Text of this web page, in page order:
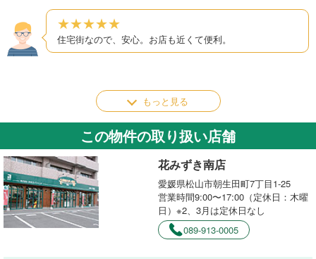
★★★★★
住宅街なので、安心。お店も近くて便利。
もっと見る
この物件の取り扱い店舗
花みずき南店
愛媛県松山市朝生田町7丁目1-25
営業時間9:00〜17:00（定休日：木曜
日）※2、3月は定休日なし
089-913-0005